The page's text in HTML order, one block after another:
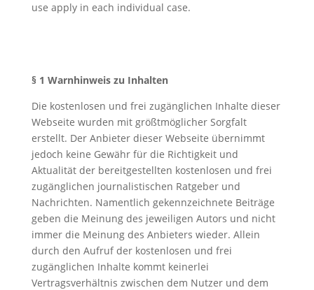
use apply in each individual case.
§ 1 Warnhinweis zu Inhalten
Die kostenlosen und frei zugänglichen Inhalte dieser
Webseite wurden mit größtmöglicher Sorgfalt
erstellt. Der Anbieter dieser Webseite übernimmt
jedoch keine Gewähr für die Richtigkeit und
Aktualität der bereitgestellten kostenlosen und frei
zugänglichen journalistischen Ratgeber und
Nachrichten. Namentlich gekennzeichnete Beiträge
geben die Meinung des jeweiligen Autors und nicht
immer die Meinung des Anbieters wieder. Allein
durch den Aufruf der kostenlosen und frei
zugänglichen Inhalte kommt keinerlei
Vertragsverhältnis zwischen dem Nutzer und dem